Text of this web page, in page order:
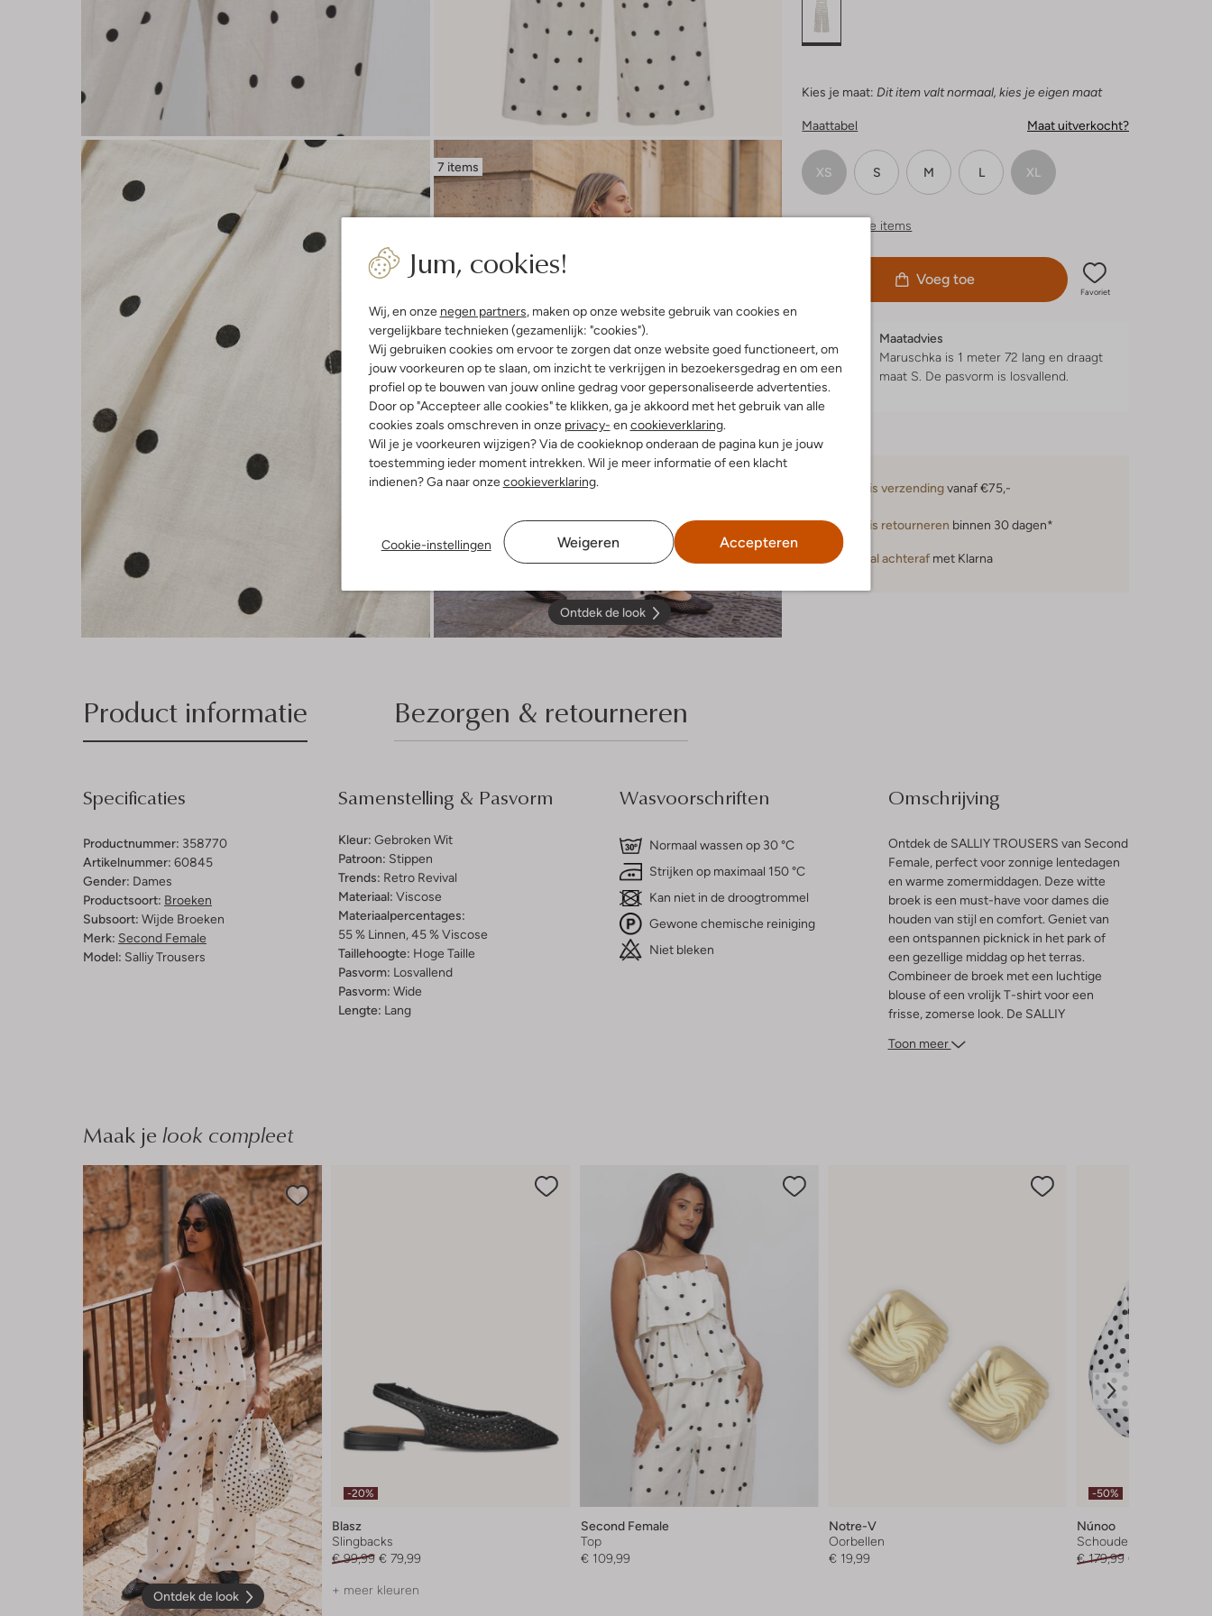
Jum, cookies!
Wij, en onze negen partners, maken op onze website gebruik van cookies en
vergelijkbare technieken (gezamenlijk: "cookies").
Wij gebruiken cookies om ervoor te zorgen dat onze website goed functioneert, om
jouw voorkeuren op te slaan, om inzicht te verkrijgen in bezoekersgedrag en om een
profiel op te bouwen van jouw online gedrag voor gepersonaliseerde advertenties.
Door op "Accepteer alle cookies" te klikken, ga je akkoord met het gebruik van alle
cookies zoals omschreven in onze privacy- en cookieverklaring.
Wil je je voorkeuren wijzigen? Via de cookieknop onderaan de pagina kun je jouw
toestemming ieder moment intrekken. Wil je meer informatie of een klacht
indienen? Ga naar onzecookieverklaring.
Cookie-instellingen Weigeren Accepteren
7 items
Ontdek de look
Kies je maat: Dit item valt normaal, kies je eigen maat
Maattabel Maat uitverkocht?
XS S M L XL
Vergelijkbare items
Voeg toe
Favoriet
Maatadvies
Maruschka is 1 meter 72 lang en draagt
maat S. De pasvorm is losvallend.
Gratis verzendingvanaf €75,-
Gratis retourneren binnen 30 dagen*
Betaal achteraf met Klarna
Product informatie Bezorgen & retourneren
Specificaties
Productnummer: 358770
Artikelnummer: 60845
Gender: Dames
Productsoort: Broeken
Subsoort: Wijde Broeken
Merk: Second Female
Model: Salliy Trousers
Samenstelling & Pasvorm
Kleur: Gebroken Wit
Patroon: Stippen
Trends: Retro Revival
Materiaal: Viscose
Materiaalpercentages:
55 % Linnen, 45 % Viscose
Taillehoogte: Hoge Taille
Pasvorm: Losvallend
Pasvorm: Wide
Lengte: Lang
Wasvoorschriften
Normaal wassen op 30 °C
Strijken op maximaal 150 °C
Kan niet in de droogtrommel
Gewone chemische reiniging
Niet bleken
Omschrijving
Ontdek de SALLIY TROUSERS van Second
Female, perfect voor zonnige lentedagen
en warme zomermiddagen. Deze witte
broek is een must-have voor dames die
houden van stijl en comfort. Geniet van
een ontspannen picknick in het park of
een gezellige middag op het terras.
Combineer de broek met een luchtige
blouse of een vrolijk T-shirt voor een
frisse, zomerse look. De SALLIY
voor je garderobe en past perfect bij
Toon meer
Maak je look compleet
Ontdek de look
-20%
Blasz
Slingbacks
€ 99,99 € 79,99
+ meer kleuren
Second Female
Top
€ 109,99
Notre-V
Oorbellen
€ 19,99
-50%
Núnoo
Schoudertas
€ 179,99 € 89,99